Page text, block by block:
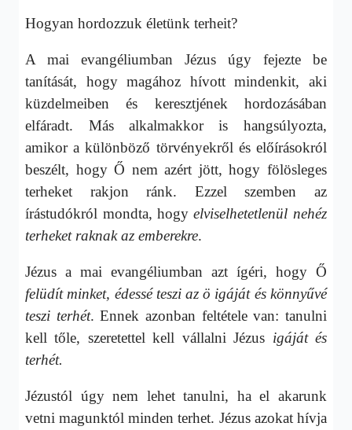
Hogyan hordozzuk életünk terheit?
A mai evangéliumban Jézus úgy fejezte be
tanítását, hogy magához hívott mindenkit, aki
küzdelmeiben és keresztjének hordozásában
elfáradt. Más alkalmakkor is hangsúlyozta,
amikor a különböző törvényekről és előírásokról
beszélt, hogy Ő nem azért jött, hogy fölösleges
terheket rakjon ránk. Ezzel szemben az
írástudókról mondta, hogyelviselhetetlenül nehéz
terheket raknak az emberekre.
Jézus a mai evangéliumban azt ígéri, hogy Ő
felüdít minket, édessé teszi az ö igáját és könnyűvé
teszi terhét. Ennek azonban feltétele van: tanulni
kell tőle, szeretettel kell vállalni Jézus igáját és
terhét.
Jézustól úgy nem lehet tanulni, ha el akarunk
vetni magunktól minden terhet. Jézus azokat hívja